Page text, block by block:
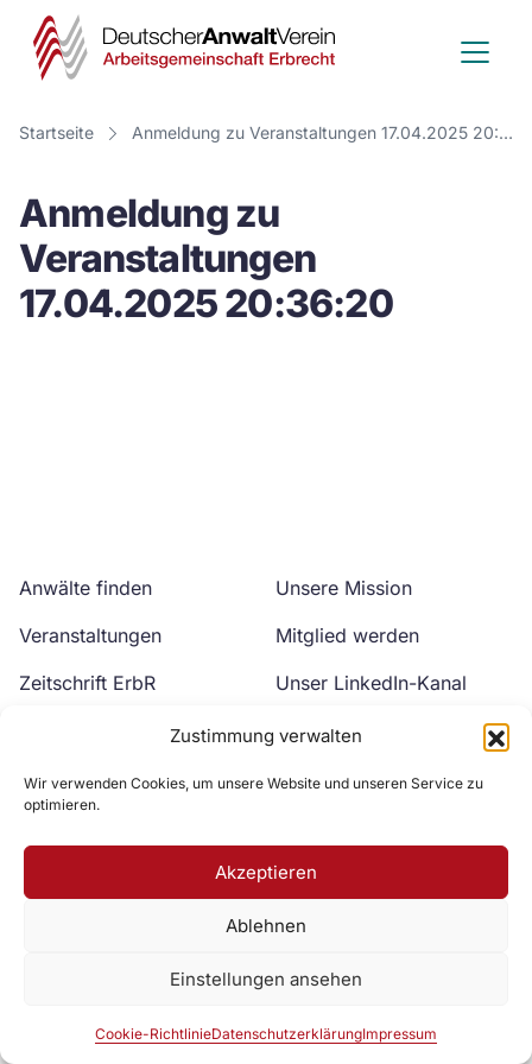
Zustimmung verwalten
Wir verwenden Cookies, um unsere Website und unseren Service zu
optimieren.
Akzeptieren
Ablehnen
Einstellungen ansehen
Cookie-RichtlinieDatenschutzerklärungImpressum
Deutscher
Anwalt
Verein
Startseite Anmeldung zu Veranstaltungen 17.04.2025 20:36:20
Anmeldung zu
Veranstaltungen
17.04.2025 20:36:20
Anwälte finden
Veranstaltungen
Zeitschrift ErbR
Unsere Mission
Mitglied werden
Unser LinkedIn-Kanal
Unser YouTube-Kanal
Zur DAV Webseite